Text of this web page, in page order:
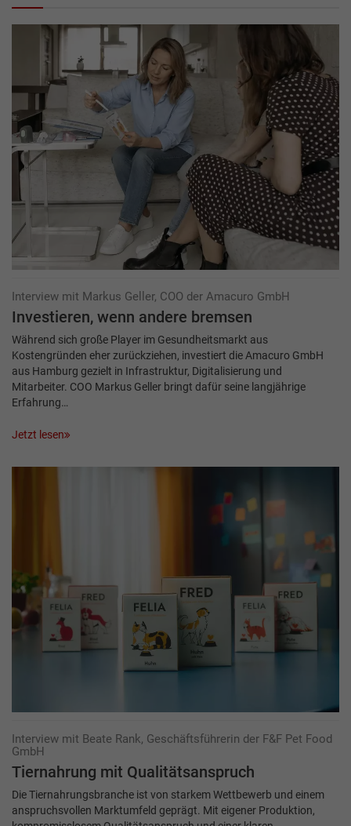
Interview mit Markus Geller, COO der Amacuro GmbH
Investieren, wenn andere bremsen
Während sich große Player im Gesundheitsmarkt aus
Kostengründen eher zurückziehen, investiert die Amacuro GmbH
aus Hamburg gezielt in Infrastruktur, Digitalisierung und
Mitarbeiter. COO Markus Geller bringt dafür seine langjährige
Erfahrung…
Jetzt lesen
Interview mit Beate Rank, Geschäftsführerin der F&F Pet Food
GmbH
Tiernahrung mit Qualitätsanspruch
Die Tiernahrungsbranche ist von starkem Wettbewerb und einem
anspruchsvollen Markt­umfeld geprägt. Mit eigener Produktion,